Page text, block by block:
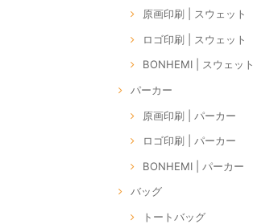
原画印刷 | スウェット
ロゴ印刷 | スウェット
BONHEMI | スウェット
パーカー
原画印刷 | パーカー
ロゴ印刷 | パーカー
BONHEMI | パーカー
バッグ
トートバッグ